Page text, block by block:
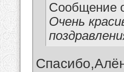
Сообщение
Очень